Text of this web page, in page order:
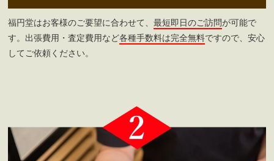
福円堂はお客様のご要望に合わせて、最短即日のご訪問が可能で
す。出張費用・査定費用など各種手数料は完全無料ですので、安心
してご依頼ください。